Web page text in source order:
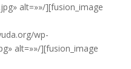
alt=»»/][fusion_image
wp-
alt=»»/][fusion_image